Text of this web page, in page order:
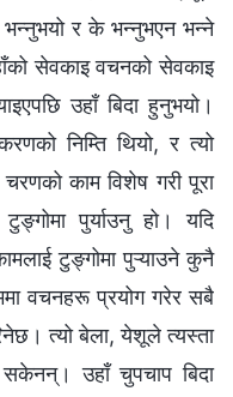
र के भन्नुभएन भन्‍ने
सेवकाइ वचनको सेवकाइ
उहाँ बिदा हुनुभयो।
निम्ति थियो, र त्यो
काम विशेष गरी पूरा
पुर्याउनु हो। यदि
टुङ्गोमा पुऱ्याउने कुनै
वचनहरू प्रयोग गरेर सबै
त्यो बेला, येशूले त्यस्ता
उहाँ चुपचाप बिदा